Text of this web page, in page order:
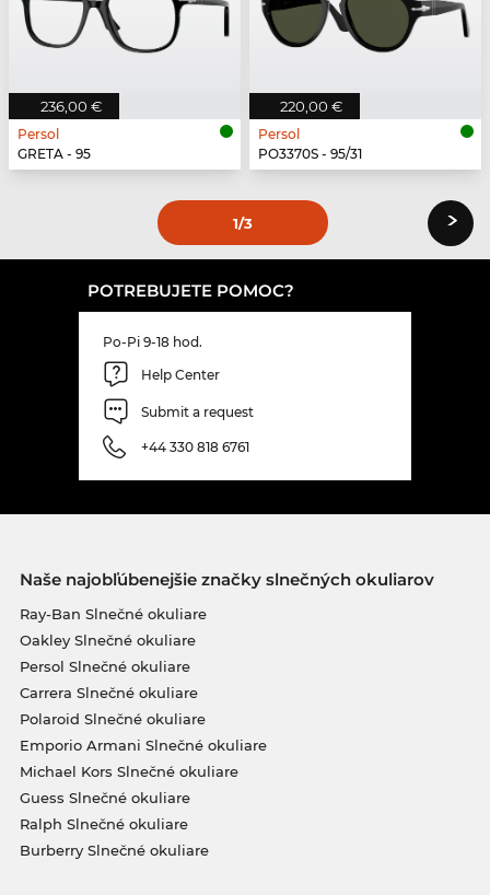
236,00 €
Persol
GRETA - 95
220,00 €
Persol
PO3370S - 95/31
1/3 ›
POTREBUJETE POMOC?
Po-Pi 9-18 hod.
Help Center
Submit a request
+44 330 818 6761
Naše najobľúbenejšie značky slnečných okuliarov
Ray-Ban Slnečné okuliare
Oakley Slnečné okuliare
Persol Slnečné okuliare
Carrera Slnečné okuliare
Polaroid Slnečné okuliare
Emporio Armani Slnečné okuliare
Michael Kors Slnečné okuliare
Guess Slnečné okuliare
Ralph Slnečné okuliare
Burberry Slnečné okuliare